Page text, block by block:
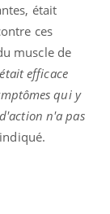
était
ces
muscle de
efficace
qui y
n'a pas